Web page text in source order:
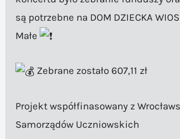
są potrzebne na DOM DZIECKA
Małe
Zebrane zostało 607,11 zł
Projekt współfinasowany z
Samorządów Uczniowskich